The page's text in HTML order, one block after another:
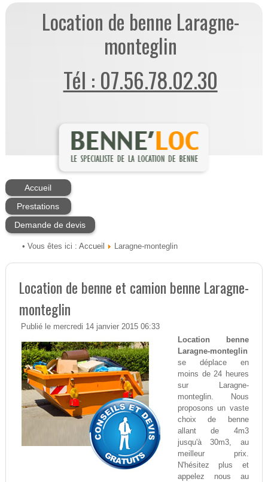
Location de benne Laragne-
monteglin
Tél : 07.56.78.02.30
Accueil
Prestations
Demande de devis
• Vous êtes ici : Accueil Laragne-monteglin
Location de benne et camion benne Laragne-
monteglin
Publié le mercredi 14 janvier 2015 06:33
Location benne
Laragne-monteglin
se déplace en
moins de 24 heures
sur Laragne-
monteglin. Nous
proposons un vaste
choix de benne
allant de 4m3
jusqu'à 30m3, au
meilleur prix.
N'hésitez plus et
appelez nous au